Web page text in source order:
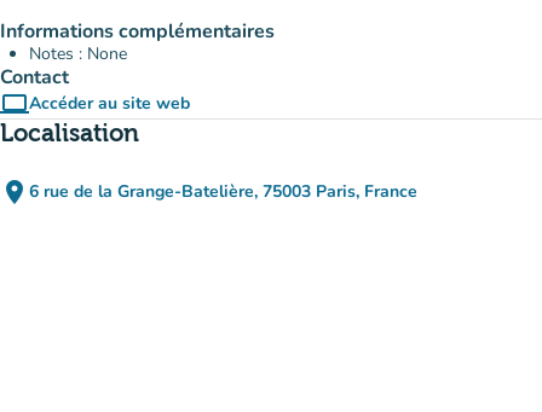
Informations complémentaires
Notes : None
Contact
computerAccéder au site web
(nouvel onglet)
Localisation
place 6 rue de la Grange-Batelière, 75003 Paris, France
(ouvrir dans Google Maps)
(nouvel onglet)